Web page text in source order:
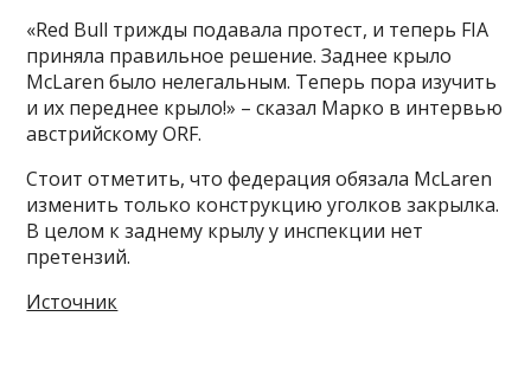
«Red Bull трижды подавала протест, и теперь FIA
приняла правильное решение. Заднее крыло
McLaren было нелегальным. Теперь пора изучить
и их переднее крыло!» – сказал Марко в интервью
австрийскому ORF.
Стоит отметить, что федерация обязала McLaren
изменить только конструкцию уголков закрылка.
В целом к заднему крылу у инспекции нет
претензий.
Источник